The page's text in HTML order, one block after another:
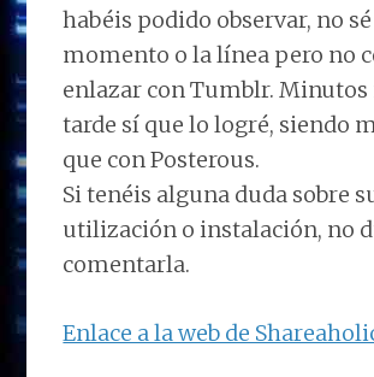
habéis podido observar, no
momento o la línea pero no
enlazar con Tumblr. Minutos
tarde sí que lo logré, siendo
que con Posterous.
Si tenéis alguna duda sobre
utilización o instalación, no
comentarla.
Enlace a la web de